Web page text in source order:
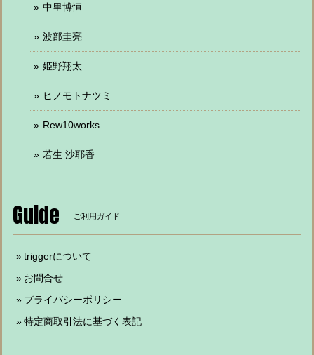
中里博恒
波部圭亮
姫野翔太
ヒノモトナツミ
Rew10works
若生 沙耶香
Guide ご利用ガイド
triggerについて
お問合せ
プライバシーポリシー
特定商取引法に基づく表記